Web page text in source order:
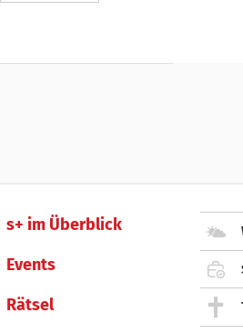
s+ im Überblick
Events
Rätsel